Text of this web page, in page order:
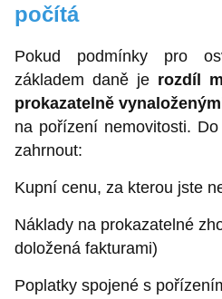
počítá
Pokud podmínky pro
základem daně je rozdíl
prokazatelně
na pořízení nemovitosti.
zahrnout:
Kupní cenu, za kterou jste
Náklady na prokazatelné
doložená fakturami)
Poplatky spojené s